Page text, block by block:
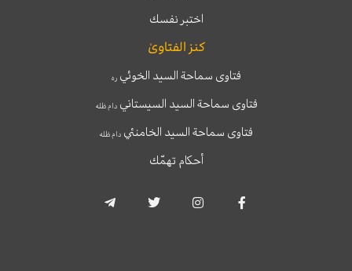
اختبر نفسك
كنز الفتاوىٰ
فتاوى سماحة السيد الخوئيره
فتاوى سماحة السيد السيستانيدام ظله
فتاوى سماحة السيد الخامنئي دام ظله
أحكام تهمّك
a
c
s
i
l